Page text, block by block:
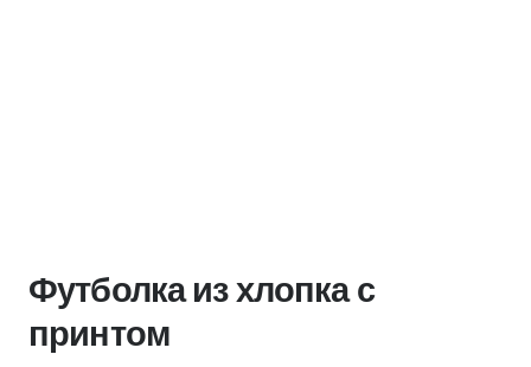
Футболка из хлопка с
принтом